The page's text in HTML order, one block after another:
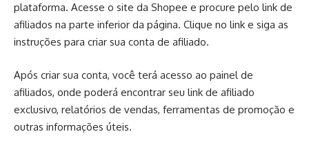
plataforma. Acesse o site da Shopee e procure pelo link de
afiliados na parte inferior da página. Clique no link e siga as
instruções para criar sua conta de afiliado.
Após criar sua conta, você terá acesso ao painel de
afiliados, onde poderá encontrar seu link de afiliado
exclusivo, relatórios de vendas, ferramentas de promoção e
outras informações úteis.